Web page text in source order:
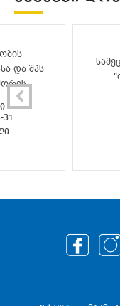
და შპს
31